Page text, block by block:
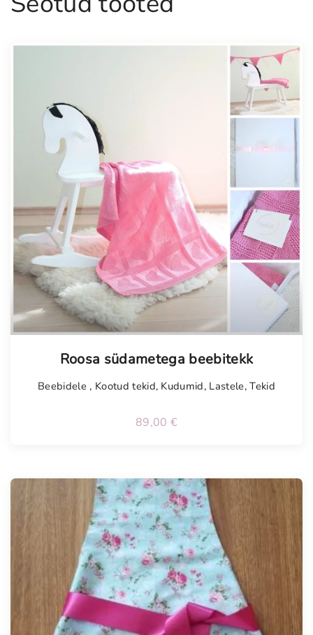
Roosa südametega beebitekk
Beebidele , Kootud tekid, Kudumid, Lastele,Tekid
89,00 €